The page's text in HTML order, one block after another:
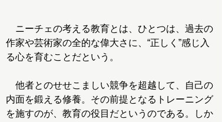
ニーチェの考える教育とは、ひとつは、過去の
作家や芸術家の全的な偉大さに、“正しく”感じ入
る心を育むことだという。
他者とのせせこましい競争を超越して、自己の
内面を鍛える修養。その前提となるトレーニング
を施すのが、教育の役目だというのである。しか